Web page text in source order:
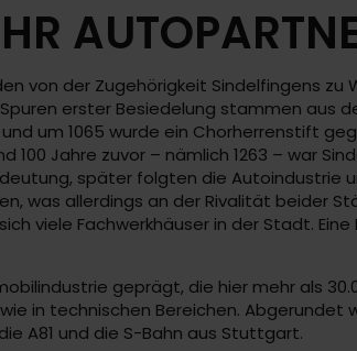
von der Zugehörigkeit Sindelfingens
erster Besiedelung stammen aus
um 1065 wurde ein Chorherrenstift
100 Jahre zuvor – nämlich 1263 – war
später folgten die Autoindustrie
was allerdings an der Rivalität beider
viele Fachwerkhäuser in der Stadt.
geprägt, die hier mehr als
in technischen Bereichen.
A81 und die S-Bahn aus Stuttgart.